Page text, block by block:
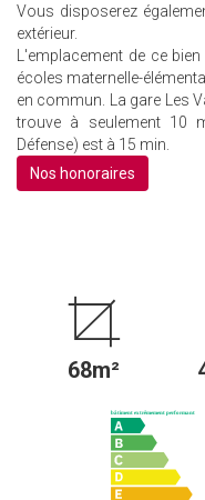
Vous disposerez
extérieur.
L'emplacement de ce
écoles maternelle-
en commun. La gare Les
trouve à seulement 10
Défense) est à 15 min.
Nos honoraires
68m²